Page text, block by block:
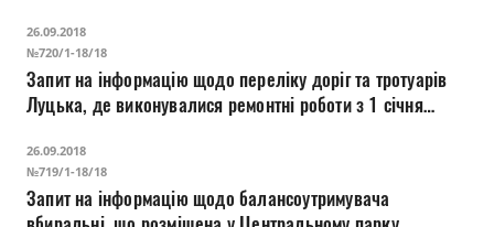
26.09.2018
№720/1-18/18
Запит на інформацію щодо переліку доріг та тротуарів
Луцька, де виконувалися ремонтні роботи з 1 січня
26.09.2018
№719/1-18/18
Запит на інформацію щодо балансоутримувача